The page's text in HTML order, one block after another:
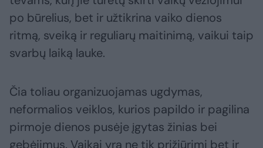
po būrelius, bet ir užtikrina vaiko dienos
ritmą, sveiką ir reguliarų maitinimą, vaikui taip
svarbų laiką lauke.
Čia toliau organizuojamas ugdymas,
neformalios veiklos, kurios papildo ir pagilina
pirmoje dienos pusėje įgytas žinias bei
gebėjimus. Vaikai yra ne tik prižiūrimi bet ir